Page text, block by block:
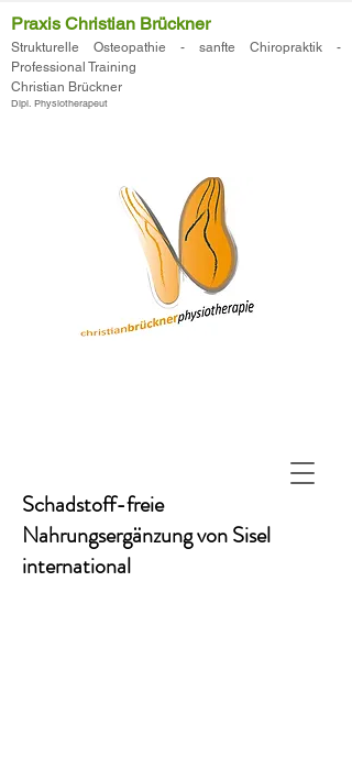
Praxis Christian Brückner
Strukturelle Osteopathie - sanfte Chiropraktik -
Professional Training
Christian Brückner
Dipl. Physiotherapeut
Schadstoff-freie
Nahrungsergänzung von Sisel
international